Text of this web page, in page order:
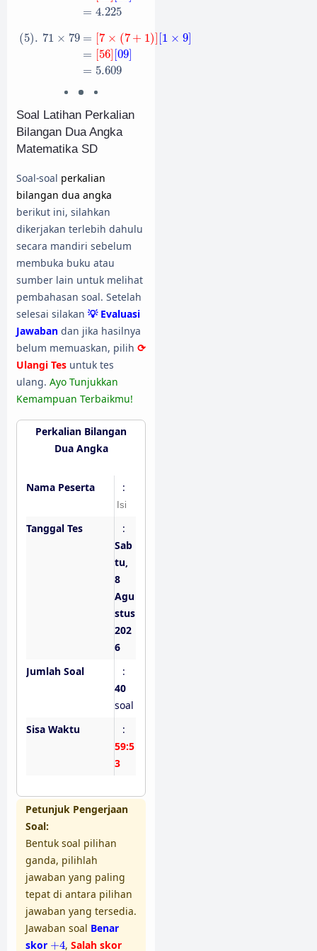
= 4.225
(5). 71 × 79 = [7 × (7 + 1)] [1 × 9]
= [56] [09]
= 5.609
5). 71× 79=[ ×(7 1)][ 1 ×9]= 56][
Soal Latihan Perkalian
Bilangan Dua Angka
Matematika SD
Soal-soal perkalian
bilangan dua angka
berikut ini, silahkan
dikerjakan terlebih dahulu
secara mandiri sebelum
membuka buku atau
sumber lain untuk melihat
pembahasan soal. Setelah
selesai silakan 💡 Evaluasi
Jawaban dan jika hasilnya
belum memuaskan, pilih ⟳
Ulangi Tes untuk tes
ulang. Ayo Tunjukkan
Kemampuan Terbaikmu!
Perkalian Bilangan
Dua Angka
Nama Peserta :
Tanggal Tes
:
Sab
tu,
8
Agu
stus
202
6
Jumlah Soal
:
40
soal
Sisa Waktu
:
59:5
2
Petunjuk Pengerjaan
Soal:
Bentuk soal pilihan
ganda, pilihlah
jawaban yang paling
tepat di antara pilihan
jawaban yang tersedia.
Jawaban soal Benar
skor +4
+ 4, Salah skor